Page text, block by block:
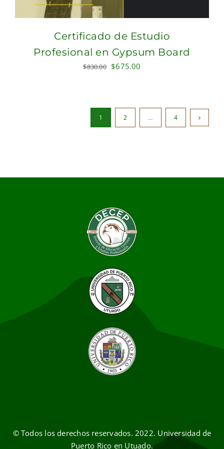
Certificado de Estudio
Profesional en Gypsum Board
$830.00 Original
$675.00
1 2 … 4
© Todos los derechos reservados. 2022. Universidad de
Puerto Rico en Utuado.